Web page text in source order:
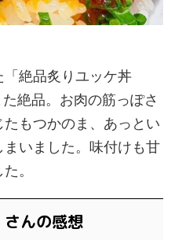
絶品炙りユッケ丼
絶品。お肉の筋っぽさ
もつかのま、あっとい
いました。味付けも甘
。
さんの感想